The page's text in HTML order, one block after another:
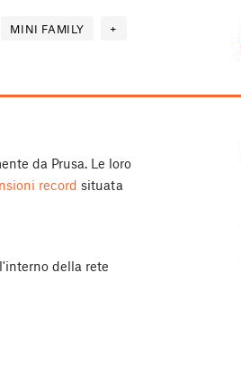
MINI FAMILY +
da Prusa. Le loro
record situata
della rete